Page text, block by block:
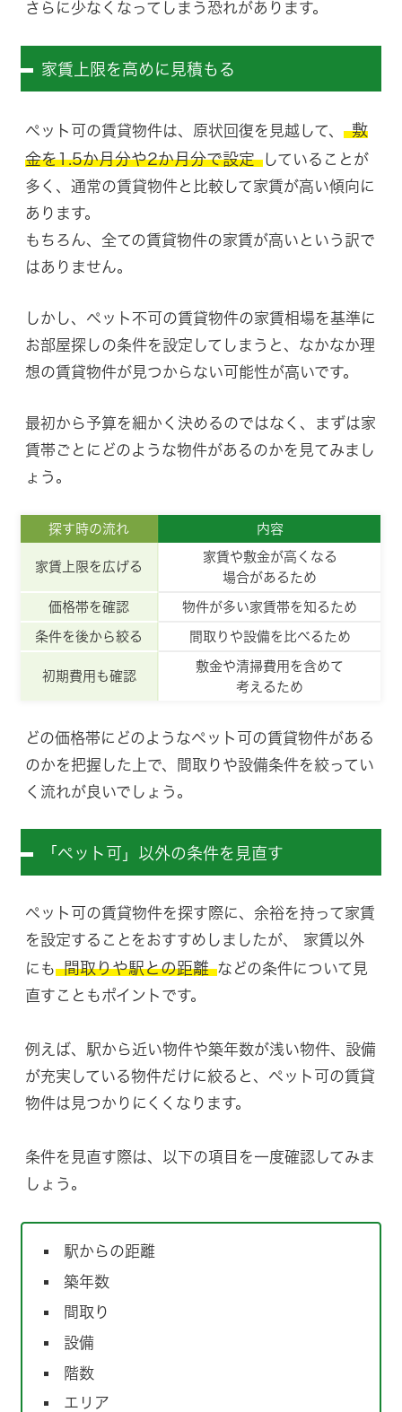
さらに少なくなってしまう恐れがあります。
家賃上限を高めに見積もる
ペット可の賃貸物件は、原状回復を見越して、 敷
金を1.5か月分や2か月分で設定
していることが
多く、通常の賃貸物件と比較して家賃が高い傾向に
あります。
もちろん、全ての賃貸物件の家賃が高いという訳で
はありません。
しかし、ペット不可の賃貸物件の家賃相場を基準に
お部屋探しの条件を設定してしまうと、なかなか理
想の賃貸物件が見つからない可能性が高いです。
最初から予算を細かく決めるのではなく、まずは家
賃帯ごとにどのような物件があるのかを見てみまし
ょう。
探す時の流れ 内容
家賃上限を広げる
家賃や敷金が高くなる
場合があるため
価格帯を確認 物件が多い家賃帯を知るため
条件を後から絞る 間取りや設備を比べるため
初期費用も確認
敷金や清掃費用を含めて
考えるため
どの価格帯にどのようなペット可の賃貸物件がある
のかを把握した上で、間取りや設備条件を絞ってい
く流れが良いでしょう。
「ペット可」以外の条件を見直す
ペット可の賃貸物件を探す際に、余裕を持って家賃
を設定することをおすすめしましたが、 家賃以外
にも 間取りや駅との距離 などの条件について見
直すこともポイントです。
例えば、駅から近い物件や築年数が浅い物件、設備
が充実している物件だけに絞ると、ペット可の賃貸
物件は見つかりにくくなります。
条件を見直す際は、以下の項目を一度確認してみま
しょう。
駅からの距離
築年数
間取り
設備
階数
エリア